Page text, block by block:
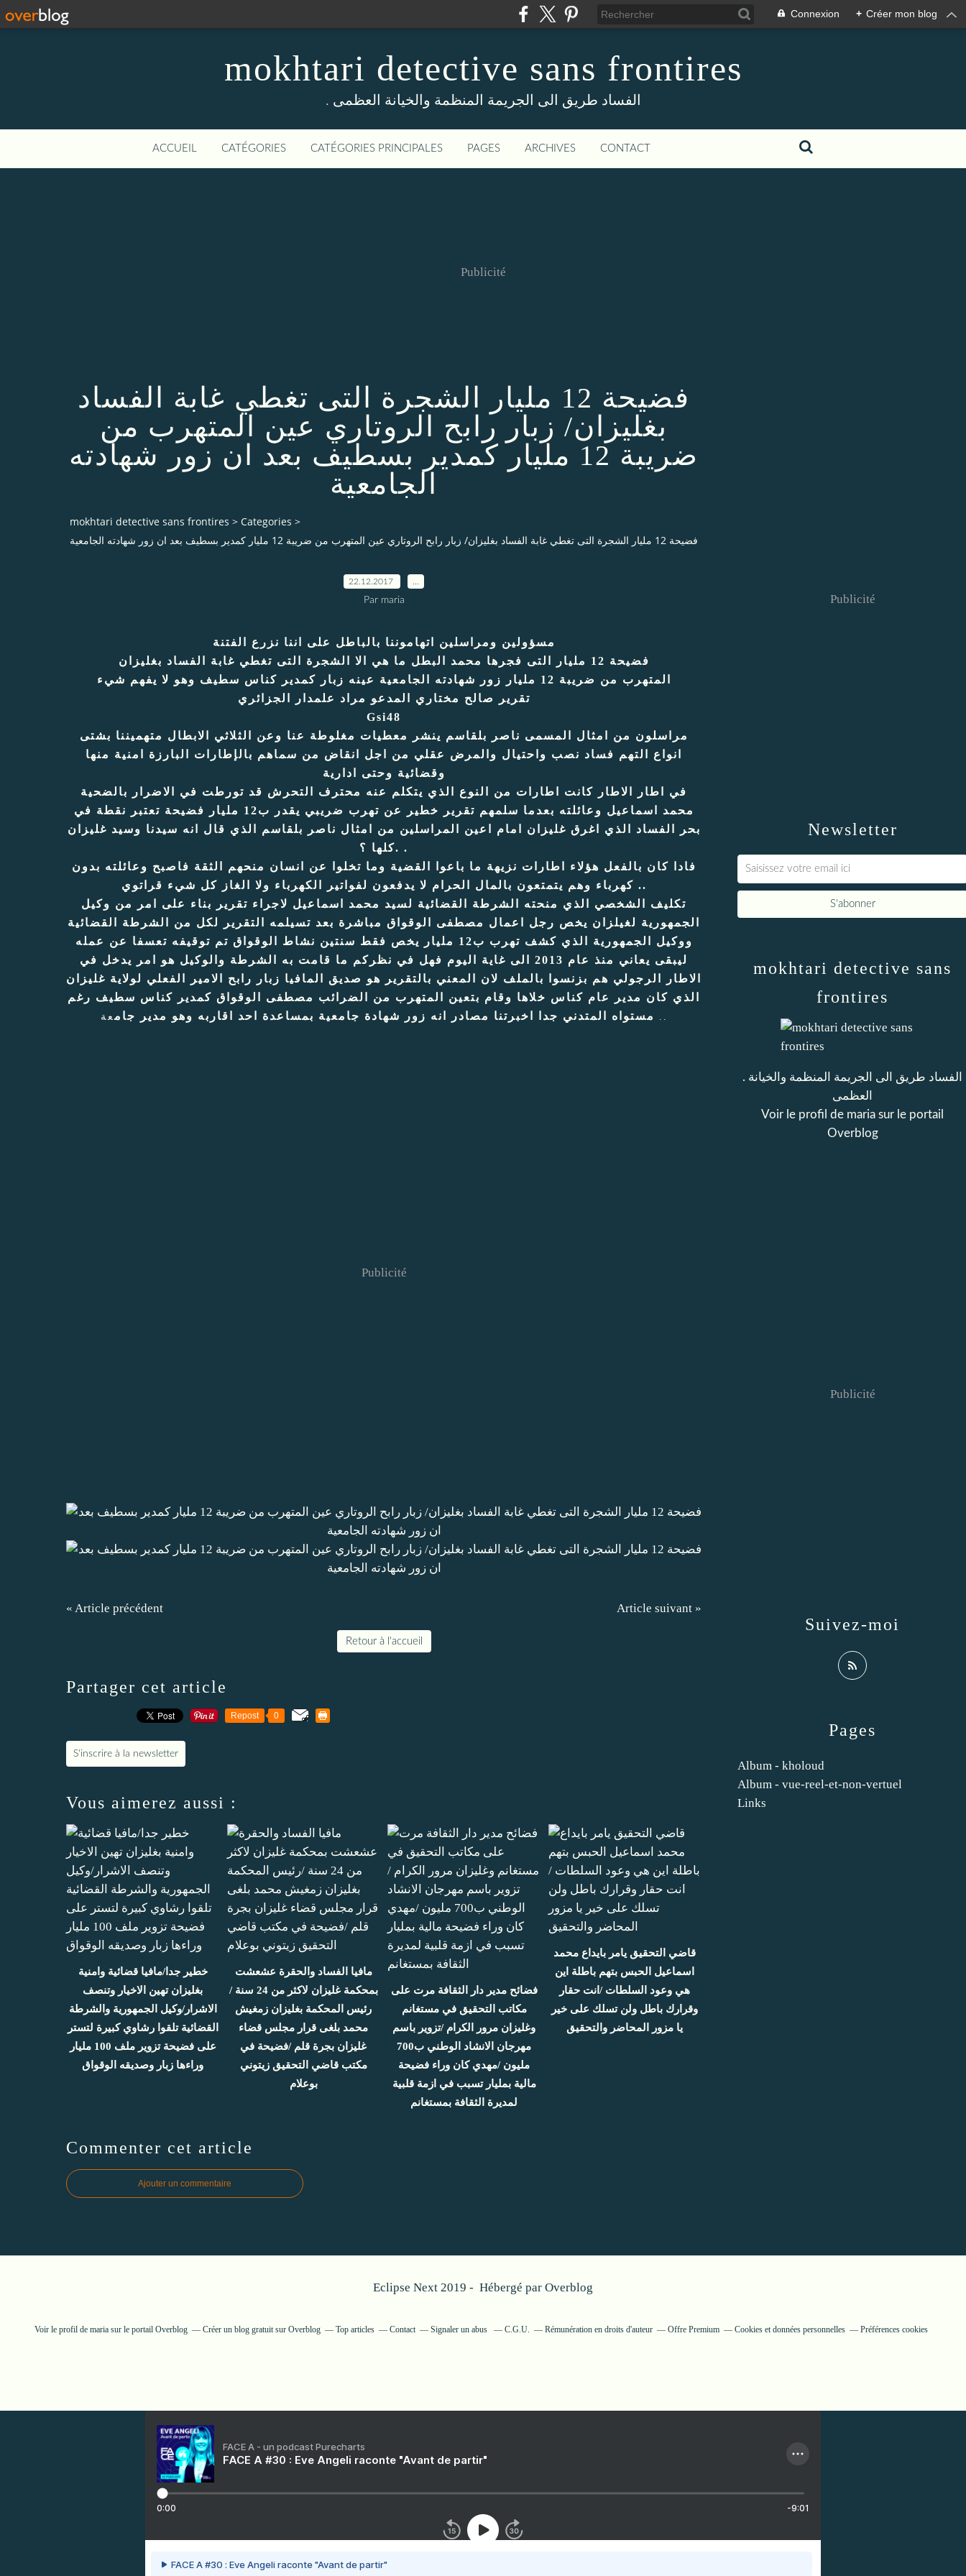
Connexion + Créer mon blog
mokhtari detective sans frontires
. الفساد طريق الى الجريمة المنظمة والخيانة العظمى
ACCUEIL CATÉGORIES CATÉGORIES PRINCIPALES PAGES ARCHIVES CONTACT
Publicité
فضيحة 12 مليار الشجرة التى تغطي غابة الفساد
بغليزان/ زبار رابح الروتاري عين المتهرب من
ضريبة 12 مليار كمدير بسطيف بعد ان زور شهادته
الجامعية
mokhtari detective sans frontires > Categories >
فضيحة 12 مليار الشجرة التى تغطي غابة الفساد بغليزان/ زبار رابح الروتاري عين المتهرب من ضريبة 12 مليار كمدير بسطيف بعد ان زور شهادته الجامعية
22.12.2017
Par maria
مسؤولين ومراسلين اتهاموننا بالباطل على اننا نزرع الفتنة
فضيحة 12 مليار التى فجرها محمد البطل ما هي الا الشجرة التى تغطي غابة الفساد بغليزان
المتهرب من ضريبة
تقرير صالح مختاري المدعو مراد علمدار الجزائري
Gsi48
مراسلون من امثال المسمى ناصر بلقاسم ينشر معطيات مغلوطة عنا وعن الثلاثي الابطال متهميننا بشتى
انواع التهم فساد نصب واحتيال والمرض عقلي من اجل انقاض من سماهم بالإطارات البارزة امنية منها
وقضائية وحتى ادارية
في اطار الاطار كانت اطارات من النوع الذي يتكلم عنه محترف التحرش قد تورطت في الاضرار بالضحية
محمد اسماعيل وعائلته بعدما سلمهم تقرير خطير عن تهرب ضريبي يقدر ب12 مليار فضيحة تعتبر نقطة في
بحر الفساد الذي اغرق غليزان امام اعين المراسلين من امثال ناصر بلقاسم الذي قال انه سيدنا وسيد غليزان
كلها ؟. .
فادا كان بالفعل هؤلاء اطارات نزيهة ما باعوا القضية وما تخلوا عن انسان منحهم الثقة فاصبح وعائلته بدون
كهرباء وهم يتمتعون بالمال الحرام لا يدفعون لفواتير الكهرباء ولا الغاز كل شيء قراتوي ..
تكليف الشخصي الذي منحته الشرطة القضائية لسيد محمد اسماعيل لاجراء تقرير بناء على امر من وكيل
الجمهورية لغيلزان يخص رجل اعمال مصطفى الوقواق مباشرة بعد تسيلمه التقرير لكل من الشرطة القضائية
ووكيل الجمهورية الذي كشف تهرب ب12 مليار يخص فقط سنتين نشاط الوقواق تم توقيفه تعسفا عن عمله
ليبقى يعاني منذ عام 2013 الى غاية اليوم فهل في نظركم ما قامت به الشرطة والوكيل هو امر يدخل في
الاطار الرجولي هم بزنسوا بالملف لان المعني بالتقرير هو صديق المافيا زبار رابح الامير الفعلي لولاية غليزان
الذي كان مدير عام كناس خلاها وقام بتعين المتهرب من الضرائب مصطفى الوقواق كمدير كناس سطيف رغم
مستواه المتدني جدا اخبرتنا مصادر انه زور شهادة جامعية بمساعدة احد اقاربه وهو مدير جام
عة ..
Publicité
« Article précédent Article suivant »
Retour à l'accueil
Partager cet article
Repost 0
S'inscrire à la newsletter
Vous aimerez aussi :
خطير جدا/مافيا قضائية وامنية
بغليزان تهين الاخيار وتنصف
الاشرار/وكيل الجمهورية والشرطة
القضائية تلقوا رشاوي كبيرة لتستر
على فضيحة تزوير ملف 100 مليار
وراءها زبار وصديقه الوقواق
مافيا الفساد والحقرة عشعشت
بمحكمة غليزان لاكثر من 24 سنة /
رئيس المحكمة بغليزان زمغيش
محمد بلغى قرار مجلس قضاء
غليزان بجرة قلم /فضيحة في
مكتب قاضي التحقيق زيتوني
بوعلام
فضائح مدير دار الثقافة مرت على
مكاتب التحقيق في مستغانم
وغليزان مرور الكرام /تزوير باسم
مهرجان الانشاد الوطني ب700
مليون /مهدي كان وراء فضيحة
مالية بمليار تسبب في ازمة قلبية
لمديرة الثقافة بمستغانم
قاضي التحقيق يامر بايداع محمد
اسماعيل الحبس بتهم باطلة اين
هي وعود السلطات /انت حقار
وقرارك باطل ولن تسلك على خير
يا مزور المحاضر والتحقيق
Commenter cet article
Ajouter un commentaire
Newsletter
Publicité
Pages
Album - kholoud
Album - vue-reel-et-non-vertuel
Links
mokhtari detective sans
frontires
. الفساد طريق الى الجريمة المنظمة والخيانة
العظمى
Voir le profil de maria sur le portail
Overblog
Suivez-moi
Publicité
Eclipse Next 2019 - Hébergé par Overblog
Voir le profil de mariasur le portail Overblog Créer un blog gratuit sur Overblog Top articles Contact Signaler un abus C.G.U. Rémunération en droits d'auteur Offre Premium Cookies et données personnelles Préférences cookies
FACE A - un podcast Purecharts
FACE A #30 : Eve Angeli raconte "Avant de partir"
0:00 -9:01
FACE A #30 : Eve Angeli raconte "Avant de partir"